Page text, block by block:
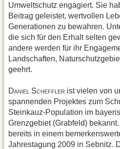
Umweltschutz engagiert. Sie
Beitrag ge­leistet, wertvollen
Generationen zu bewah­ren.
die sich für den Erhalt selten
andere wer­den für ihr
Landschaften,
geehrt.
DANIEL SCHEFFLER ist vielen von
spannenden Projektes zum
Steinkauz-Population im
Grenzgebiet (Grab­feld)
bereits in einem
Jahresta­gung 2009 in Sebnitz.